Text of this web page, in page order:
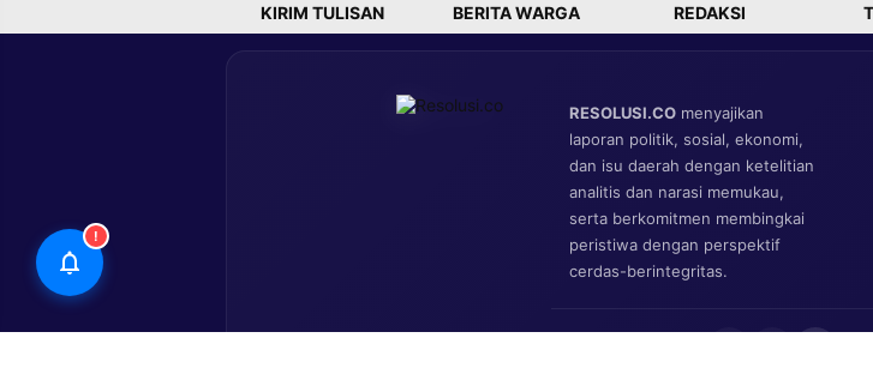
KIRIM TULISAN BERITA WARGA REDAKSI
RESOLUSI.CO menyajikan
laporan politik, sosial, ekonomi,
dan isu daerah dengan ketelitian
analitis dan narasi memukau,
serta berkomitmen membingkai
peristiwa dengan perspektif
cerdas-berintegritas.
!